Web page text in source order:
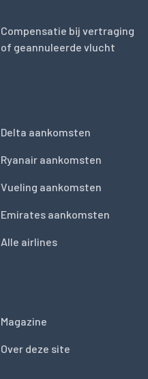
Compensatie bij vertraging
of geannuleerde vlucht
Delta aankomsten
Ryanair aankomsten
Vueling aankomsten
Emirates aankomsten
Alle airlines
Magazine
Over deze site